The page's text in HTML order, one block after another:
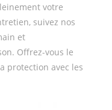
votre
suivez nos
et
Offrez-vous le
protection avec les